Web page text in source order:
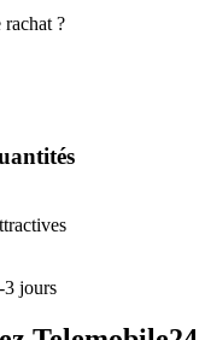
?
3 jours